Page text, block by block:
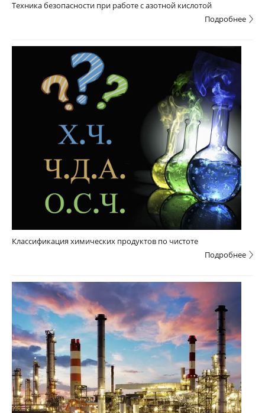
Техника безопасности при работе с азотной кислотой
Подробнее
Классификация химических продуктов по чистоте
Подробнее